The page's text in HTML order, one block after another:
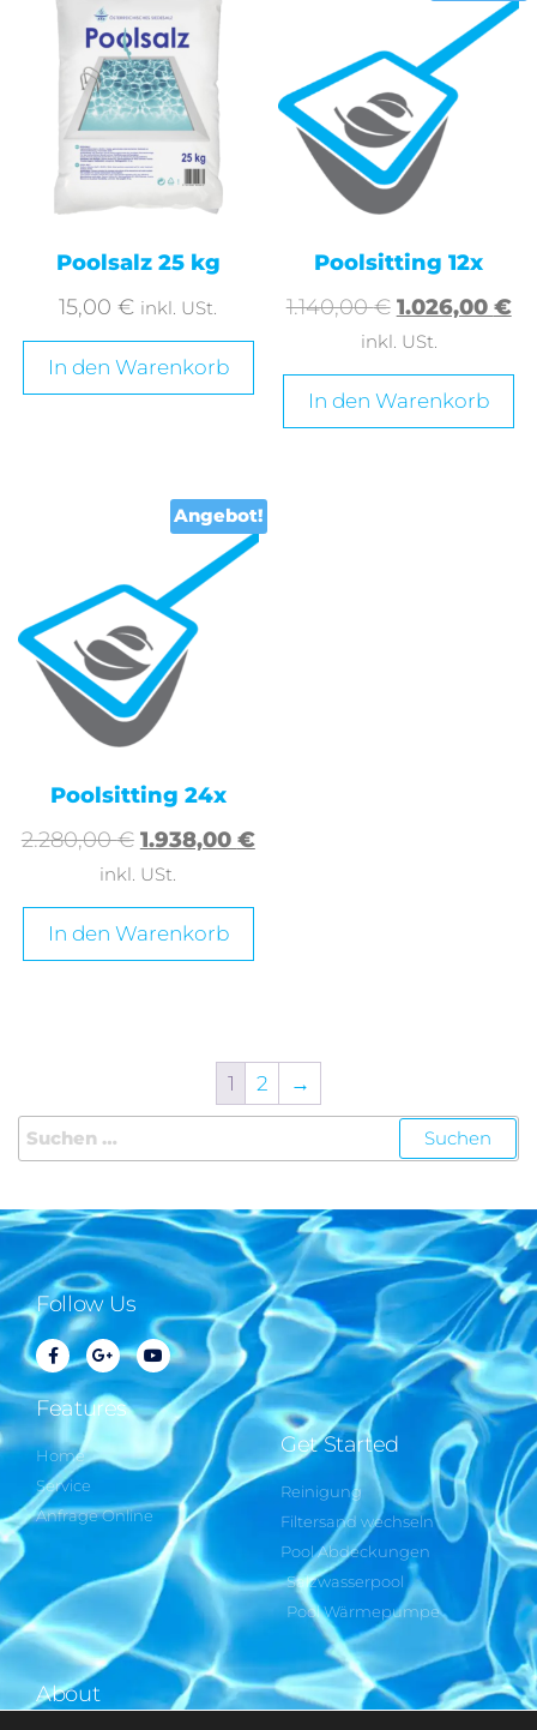
Poolsalz 25 kg
15,00€ inkl. USt.
In den Warenkorb
Poolsitting 12x
1.140,00€ 1.026,00 €
inkl. USt.
In den Warenkorb
Angebot!
Poolsitting 24x
2.280,00€ 1.938,00 €
inkl. USt.
In den Warenkorb
1 2 →
Follow Us
Features
Home
Service
Anfrage Online
Get Started
Reinigung
Filtersand wechseln
Pool Abdeckungen
Salzwasserpool
Pool Wärmepumpe
About